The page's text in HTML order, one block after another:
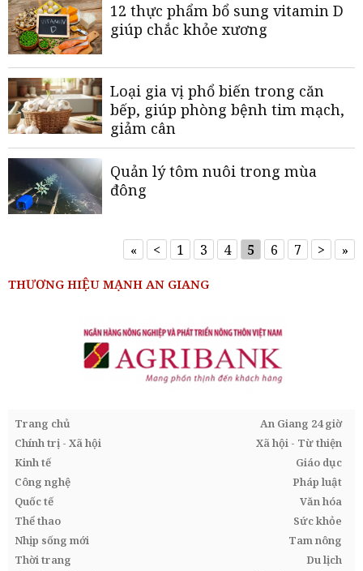
12 thực phẩm bổ sung vitamin D
giúp chắc khỏe xương
Loại gia vị phổ biến trong căn
bếp, giúp phòng bệnh tim mạch,
giảm cân
Quản lý tôm nuôi trong mùa
đông
« < 1 3 4 5 6 7 > »
THƯƠNG HIỆU MẠNH AN GIANG
Trang chủ
An Giang 24 giờ
Chính trị - Xã hội
Xã hội - Từ thiện
Kinh tế
Giáo dục
Công nghệ
Pháp luật
Quốc tế
Văn hóa
Thể thao
Sức khỏe
Nhịp sống mới
Tam nông
Thời trang
Du lịch